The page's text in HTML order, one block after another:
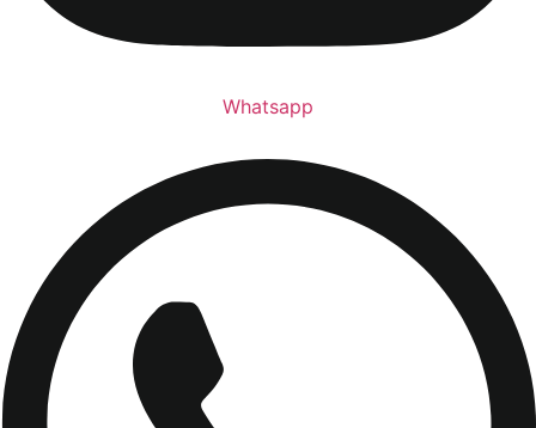
Whatsapp